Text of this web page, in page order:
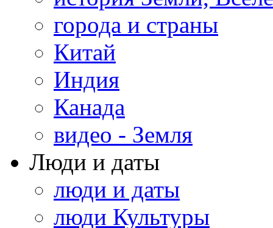
города и страны
Китай
Индия
Канада
видео - Земля
Люди и даты
люди и даты
люди Культуры